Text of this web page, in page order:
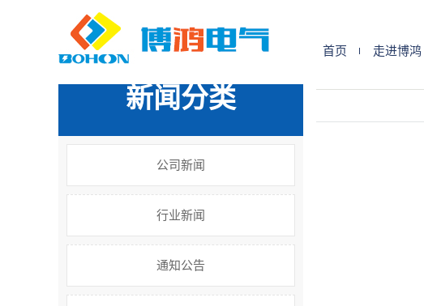
首页 走进博鸿
您的位置: 首 页 >>新闻中心>>公司新闻
新闻分类
公司新闻
行业新闻
通知公告